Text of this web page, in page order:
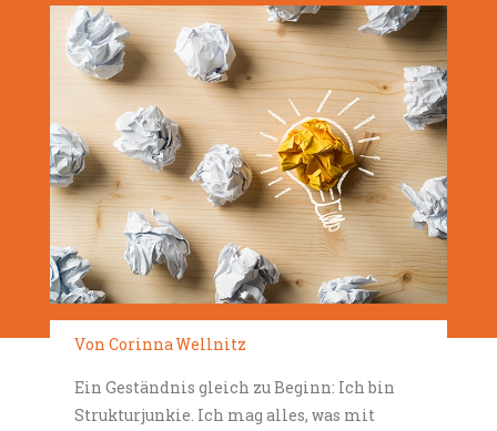
Von Corinna Wellnitz
Ein Geständnis gleich zu Beginn: Ich bin
Strukturjunkie. Ich mag alles, was mit